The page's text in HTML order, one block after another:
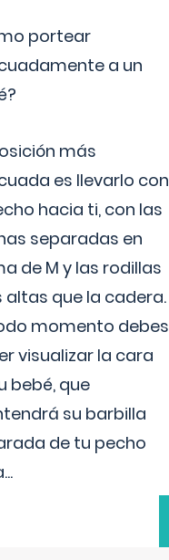
portear
a un
más
es llevarlo con
hacia ti, con las
separadas en
de M y las rodillas
altas que la cadera.
momento debes
visualizar la cara
bebé, que
su barbilla
de tu pecho
...